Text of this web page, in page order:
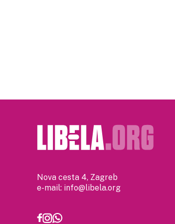
Nova cesta 4, Zagreb
e-mail: info@libela.org